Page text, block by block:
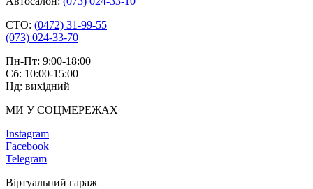
СТО: (0472) 31-99-55
(073) 024-33-70
Пн-Пт: 9:00-18:00
Сб: 10:00-15:00
Нд: вихідний
МИ У СОЦМЕРЕЖАХ
Instagram
Facebook
Telegram
Віртуальний гараж